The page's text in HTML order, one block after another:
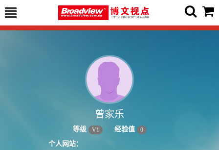
曾家乐
等级 V1 经验值 0
个人网站：